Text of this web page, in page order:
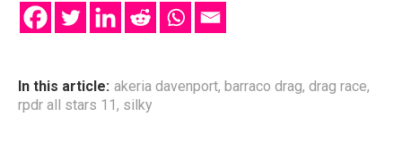
In this article: akeria davenport, barraco drag, drag race,
rpdr all stars 11 , silky